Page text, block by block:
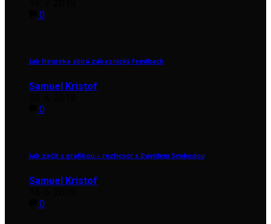
0
Jak Heureka sbírá zákaznický feedback
Samuel Kristof
0
Jak začít s grafikou – rozhovor s Davidem Svobodou
Samuel Kristof
0